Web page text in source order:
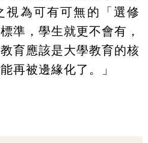
視為可有可無的「選修
準，學生就更不會有，
育應該是大學教育的核
再被邊緣化了。」